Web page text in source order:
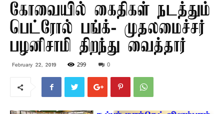
கோவையில் கைதிகள் நடத்தும்
பெட்ரோல் பங்க்- முதலமைச்சர்
பழனிசாமி திறந்து வைத்தார்
February 22, 2019 299 0